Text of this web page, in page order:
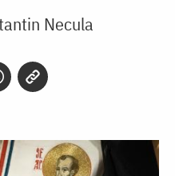
Necula